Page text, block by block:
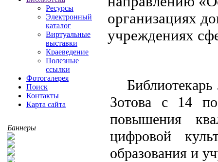
Ресурсы
Электронный
каталог
Виртуальные
выставки
Краеведение
Полезные
ссылки
Фотогалерея
Поиск
Контакты
Карта сайта
Баннеры
организациях
учреждениях
Зотова с 14
повышения
цифровой
образования и